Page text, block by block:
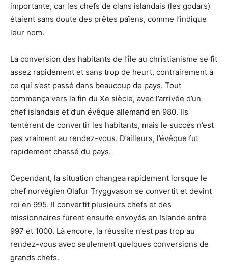
importante, car les chefs de clans islandais (les godars)
étaient sans doute des prêtes païens, comme l’indique
leur nom.
La conversion des habitants de l’île au christianisme se fit
assez rapidement et sans trop de heurt, contrairement à
ce qui s’est passé dans beaucoup de pays. Tout
commença vers la fin du Xe siècle, avec l’arrivée d’un
chef islandais et d’un évêque allemand en 980. Ils
tentèrent de convertir les habitants, mais le succès n’est
pas vraiment au rendez-vous. D’ailleurs, l’évêque fut
rapidement chassé du pays.
Cependant, la situation changea rapidement lorsque le
chef norvégien Olafur Tryggvason se convertit et devint
roi en 995. Il convertit plusieurs chefs et des
missionnaires furent ensuite envoyés en Islande entre
997 et 1000. Là encore, la réussite n’est pas trop au
rendez-vous avec seulement quelques conversions de
grands chefs.